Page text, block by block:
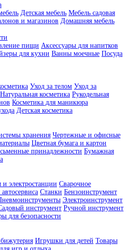
Детская мебель Мебель садовая
и магазинов Домашняя мебель
пищи Аксессуары для напитков
для кухни Ванны моечные Посуда
Уход за телом Уход за
Натуральная косметика Рукодельная
Косметика для маникюра
Детская косметика
хранения Чертежные и офисные
Цветная бумага и картон
принадлежности Бумажная
и электростанции Сварочное
Станки Бензоинструмент
Электроинструмент
инструмент Ручной инструмент
для безопасности
Игрушки для детей Товары